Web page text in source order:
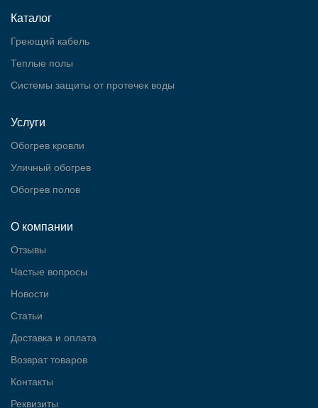
Каталог
Греющий кабель
Теплые полы
Cистемы защиты от протечек воды
Услуги
Обогрев кровли
Уличный обогрев
Обогрев полов
О компании
Отзывы
Частые вопросы
Новости
Статьи
Доставка и оплата
Возврат товаров
Контакты
Реквизиты